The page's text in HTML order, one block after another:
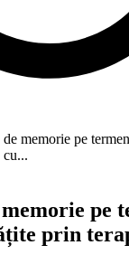
memorie pe
cu...
pe
prin